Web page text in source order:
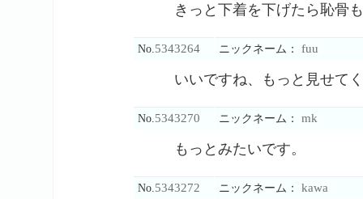
きっと下着を下げたら恥骨
No. 5343264 ニックネーム： fuu
いいですね、もっと見せて
No. 5343270 ニックネーム： mk
もっとみたいです。
No. 5343272 ニックネーム： kawa